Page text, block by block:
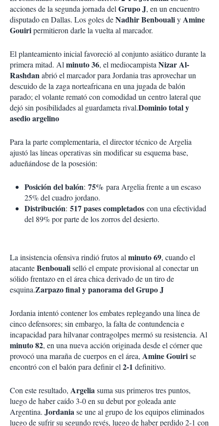
acciones de la segunda jornada delGrupo J, en un encuentro
disputado en Dallas. Los goles deNadhir BenboualiyAmine
Gouiripermitieron darle la vuelta al marcador.
El planteamiento inicial favoreció al conjunto asiático durante la
primera mitad. Alminuto 36, el mediocampistaNizar Al-
Rashdanabrió el marcador para Jordania tras aprovechar un
descuido de la zaga norteafricana en una jugada de balón
parado; el volante remató con comodidad un centro lateral que
dejó sin posibilidades al guardameta rival.Dominio total y
asedio argelino
Para la parte complementaria, el director técnico de Argelia
ajustó las líneas operativas sin modificar su esquema base,
adueñándose de la posesión:
Posición del balón: 75% para Argelia frente a un escaso
25% del cuadro jordano.
Distribución: 517 pases completados con una efectividad
del 89% por parte de los zorros del desierto.
La insistencia ofensiva rindió frutos alminuto 69, cuando el
atacanteBenboualiselló el empate provisional al conectar un
sólido frentazo en el área chica derivado de un tiro de
esquina.Zarpazo final y panorama del Grupo J
Jordania intentó contener los embates replegando una línea de
cinco defensores; sin embargo, la falta de contundencia e
incapacidad para hilvanar contragolpes mermó su resistencia. Al
minuto 82, en una nueva acción originada desde el córner que
provocó una maraña de cuerpos en el área, Amine Gouirise
encontró con el balón para definir el2-1 definitivo.
Con este resultado, Argeliasuma sus primeros tres puntos,
luego de haber caído 3-0 en su debut por goleada ante
Argentina. Jordaniase une al grupo de los equipos eliminados
luego de sufrir su segundo revés, luego de haber perdido 2-1 con